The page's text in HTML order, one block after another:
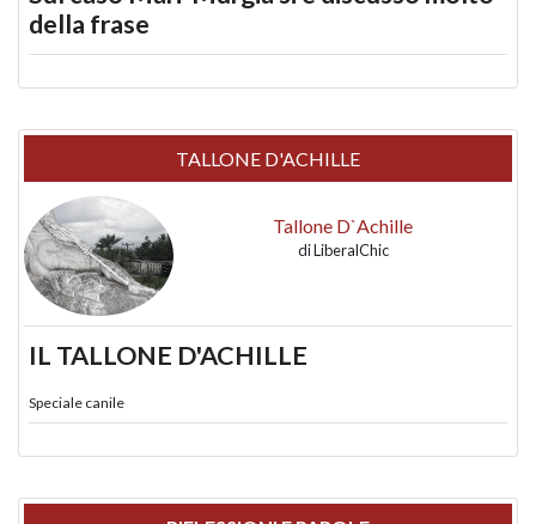
della frase
TALLONE D'ACHILLE
Tallone D`Achille
diLiberalChic
IL TALLONE D'ACHILLE
Speciale canile